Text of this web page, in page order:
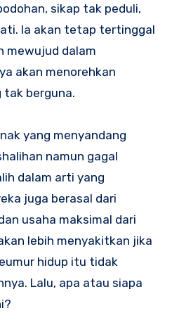
sikap tak peduli,
Ia akan tetap tertinggal
mewujud dalam
akan menorehkan
tak berguna.
yang menyandang
namun gagal
dalam arti yang
juga berasal dari
usaha maksimal dari
lebih menyakitkan jika
hidup itu tidak
Lalu, apa atau siapa